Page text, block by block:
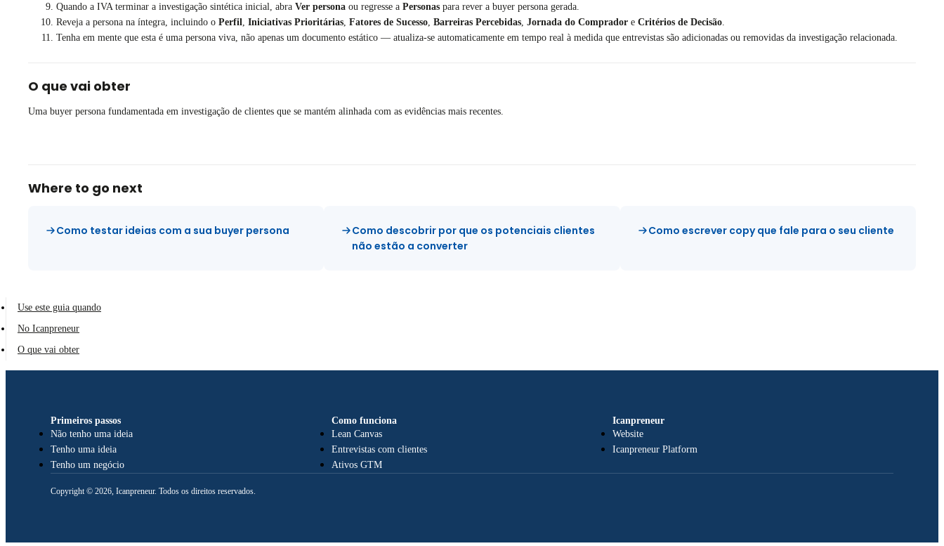
Quando a IVA terminar a investigação sintética inicial, abra Ver persona ou regresse a Personas para rever a buyer persona gerada.
Reveja a persona na íntegra, incluindo o Perfil Iniciativas Prioritárias Fatores de Sucesso Barreiras Percebidas Jornada do Comprador e Critérios de Decisão
Tenha em mente que esta é uma persona viva, não apenas um documento estático — atualiza-se automaticamente em tempo real à medida que entrevistas são adicionadas ou removidas da investigação relacionada.
O que vai obter
Uma buyer persona fundamentada em investigação de clientes que se mantém alinhada com as evidências mais recentes.
Where to go next
Como testar ideias com a sua buyer persona
Como descobrir por que os potenciais clientes
não estão a converter
Como escrever copy que fale para o seu cliente
Use este guia quando
No Icanpreneur
O que vai obter
Primeiros passos
Não tenho uma ideia
Tenho uma ideia
Tenho um negócio
Como funciona
Lean Canvas
Entrevistas com clientes
Ativos GTM
Icanpreneur
Website
Icanpreneur Platform
Copyright © 2026, Icanpreneur. Todos os direitos reservados.